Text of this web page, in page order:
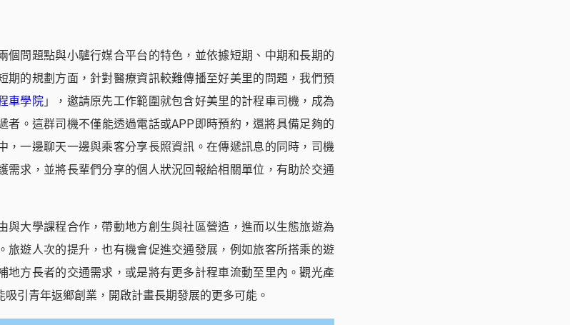
個問題點與小驢行媒合平台的特色，並依據短期、中期和長期的
期的規劃方面，針對醫療資訊較難傳播至好美里的問題，我們預
車學院」，邀請原先工作範圍就包含好美里的計程車司機，成為
者。這群司機不僅能透過電話或APP即時預約，還將具備足夠的
，一邊聊天一邊與乘客分享長照資訊。在傳遞訊息的同時，司機
需求，並將長輩們分享的個人狀況回報給相關單位，有助於交通
與大學課程合作，帶動地方創生與社區營造，進而以生態旅遊為
旅遊人次的提升，也有機會促進交通發展，例如旅客所搭乘的遊
地方長者的交通需求，或是將有更多計程車流動至里內。觀光產
引青年返鄉創業，開啟計畫長期發展的更多可能。